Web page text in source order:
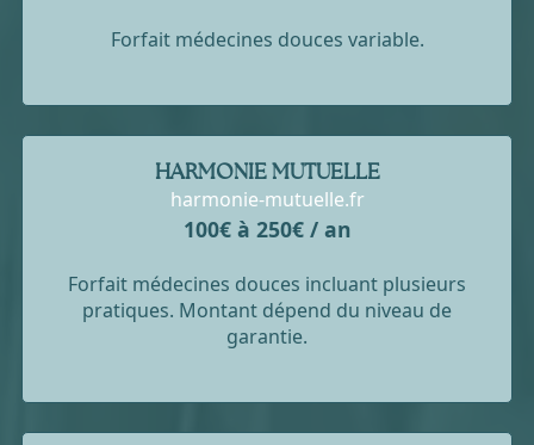
Forfait médecines douces variable.
HARMONIE MUTUELLE
harmonie-mutuelle.fr
100€ à 250€ / an
Forfait médecines douces incluant plusieurs
pratiques. Montant dépend du niveau de
garantie.